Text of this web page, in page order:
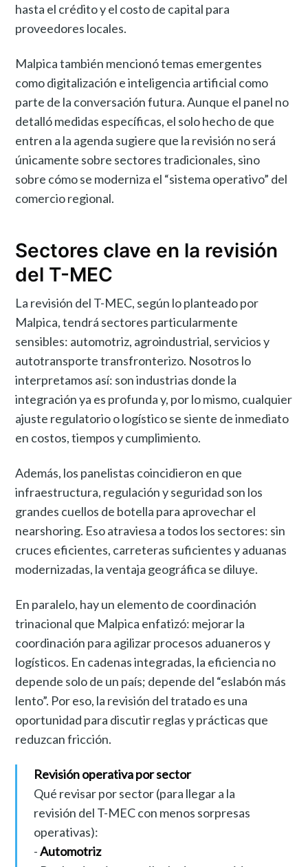
hasta el crédito y el costo de capital para
proveedores locales.
Malpica también mencionó temas emergentes
como digitalización e inteligencia artificial como
parte de la conversación futura. Aunque el panel no
detalló medidas específicas, el solo hecho de que
entren a la agenda sugiere que la revisión no será
únicamente sobre sectores tradicionales, sino
sobre cómo se moderniza el “sistema operativo” del
comercio regional.
Sectores clave en la revisión
del T-MEC
La revisión del T-MEC, según lo planteado por
Malpica, tendrá sectores particularmente
sensibles: automotriz, agroindustrial, servicios y
autotransporte transfronterizo. Nosotros lo
interpretamos así: son industrias donde la
integración ya es profunda y, por lo mismo, cualquier
ajuste regulatorio o logístico se siente de inmediato
en costos, tiempos y cumplimiento.
Además, los panelistas coincidieron en que
infraestructura, regulación y seguridad son los
grandes cuellos de botella para aprovechar el
nearshoring. Eso atraviesa a todos los sectores: sin
cruces eficientes, carreteras suficientes y aduanas
modernizadas, la ventaja geográfica se diluye.
En paralelo, hay un elemento de coordinación
trinacional que Malpica enfatizó: mejorar la
coordinación para agilizar procesos aduaneros y
logísticos. En cadenas integradas, la eficiencia no
depende solo de un país; depende del “eslabón más
lento”. Por eso, la revisión del tratado es una
oportunidad para discutir reglas y prácticas que
reduzcan fricción.
Revisión operativa por sector
Qué revisar por sector (para llegar a la
revisión del T-MEC con menos sorpresas
operativas):
-Automotriz